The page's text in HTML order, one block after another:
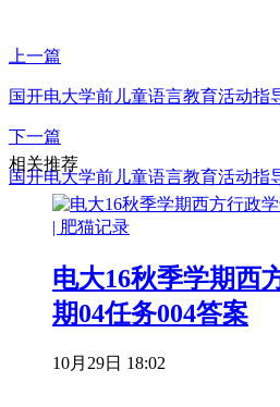
上一篇
国开电大学前儿童语言教育活动指
下一篇
国开电大学前儿童语言教育活动指
相关推荐
电大16秋季学期西
期04任务004答案
10月29日 18:02